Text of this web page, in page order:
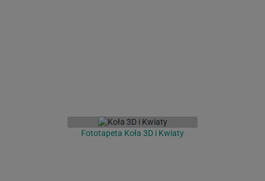
Fototapeta Koła 3D i Kwiaty